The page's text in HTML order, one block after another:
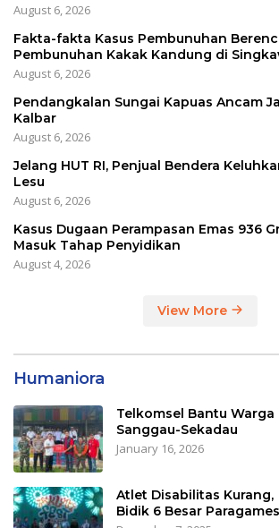
August 6, 2026
Fakta-fakta Kasus Pembunuhan
Pembunuhan Kakak Kandung di
August 6, 2026
Pendangkalan Sungai Kapuas Ancam
Kalbar
August 6, 2026
Jelang HUT RI, Penjual Bendera
Lesu
August 6, 2026
Kasus Dugaan Perampasan Emas 936
Masuk Tahap Penyidikan
August 4, 2026
View More
Humaniora
Telkomsel Bantu
Sanggau-Sekadau
January 16, 2026
Atlet Disabilitas
Bidik 6 Besar